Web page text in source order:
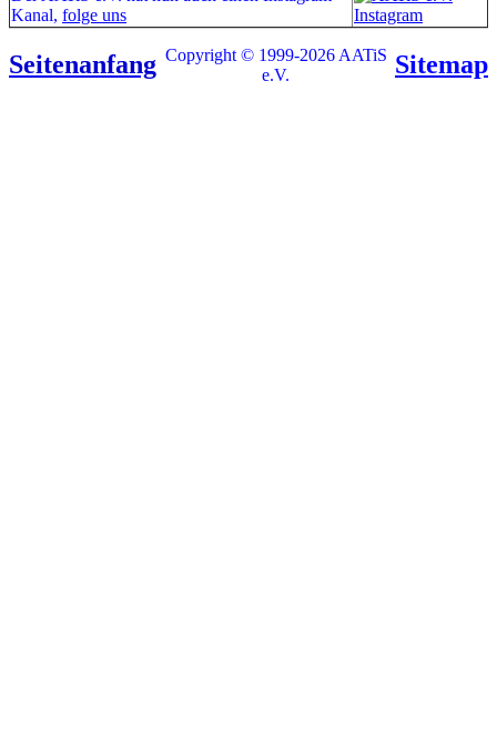
Kanal, folge uns
Seitenanfang Copyright © 1999-2026 AATiS
e.V.
Sitemap